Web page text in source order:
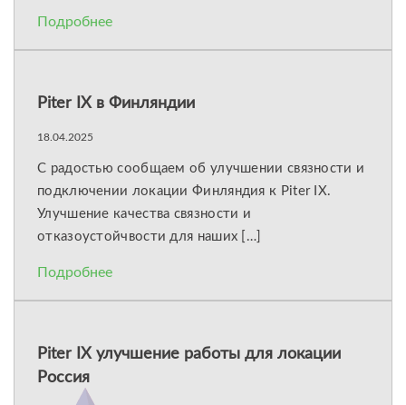
Подробнее
Piter IX в Финляндии
18.04.2025
С радостью сообщаем об улучшении связности и
подключении локации Финляндия к Piter IX.
Улучшение качества связности и
отказоустойчвости для наших […]
Подробнее
Piter IX улучшение работы для локации
Россия